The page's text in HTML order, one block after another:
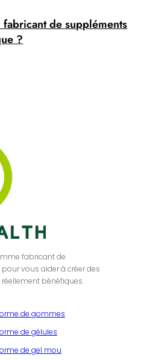
de suppléments
?
fabricant de
vous aider à créer des
bénéfiques.
de gommes
de gélules
de gel mou